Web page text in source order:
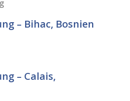
– Bihac, Bosnien
– Calais,